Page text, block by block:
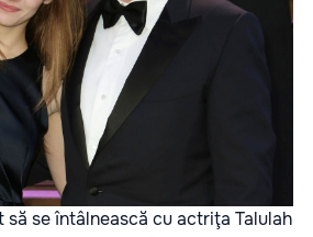
să se întâlnească cu actriţa Talulah